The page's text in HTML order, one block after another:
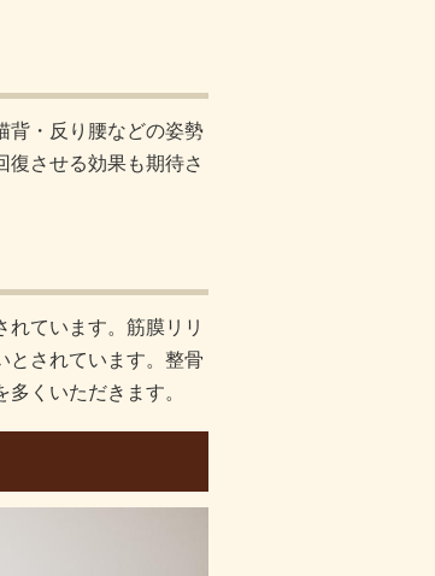
背・反り腰などの姿勢
復させる効果も期待さ
ています。筋膜リリ
とされています。整骨
くいただきます。